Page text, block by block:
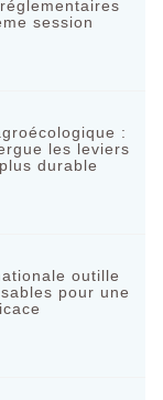
session
:
les leviers
durable
outille
pour une